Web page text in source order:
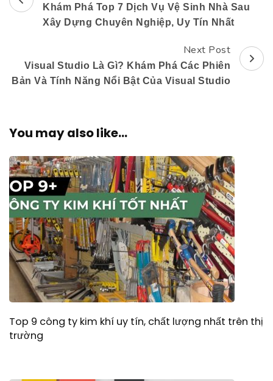
Navigation
Khám Phá Top 7 Dịch Vụ Vệ Sinh Nhà Sau
Xây Dựng Chuyên Nghiệp, Uy Tín Nhất
Next Post
Visual Studio Là Gì? Khám Phá Các Phiên
Bản Và Tính Năng Nổi Bật Của Visual Studio
You may also like...
Top 9 công ty kim khí uy tín, chất lượng nhất trên thị
trường